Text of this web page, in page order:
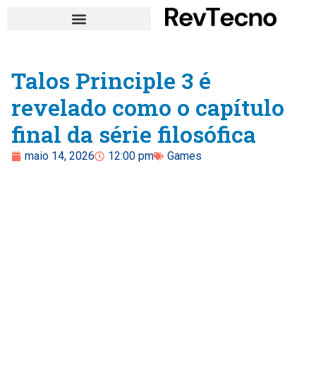
Talos Principle 3 é
revelado como o capítulo
final da série filosófica
maio 14, 2026 12:00 pm Games